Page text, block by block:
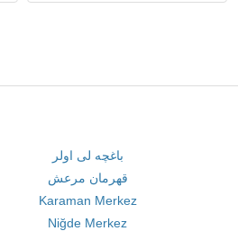
باغچه لی اولر
قهرمان مرعش
Karaman Merkez
Niğde Merkez